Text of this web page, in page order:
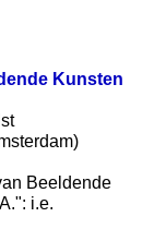
Kunsten
Beeldende
i.e.